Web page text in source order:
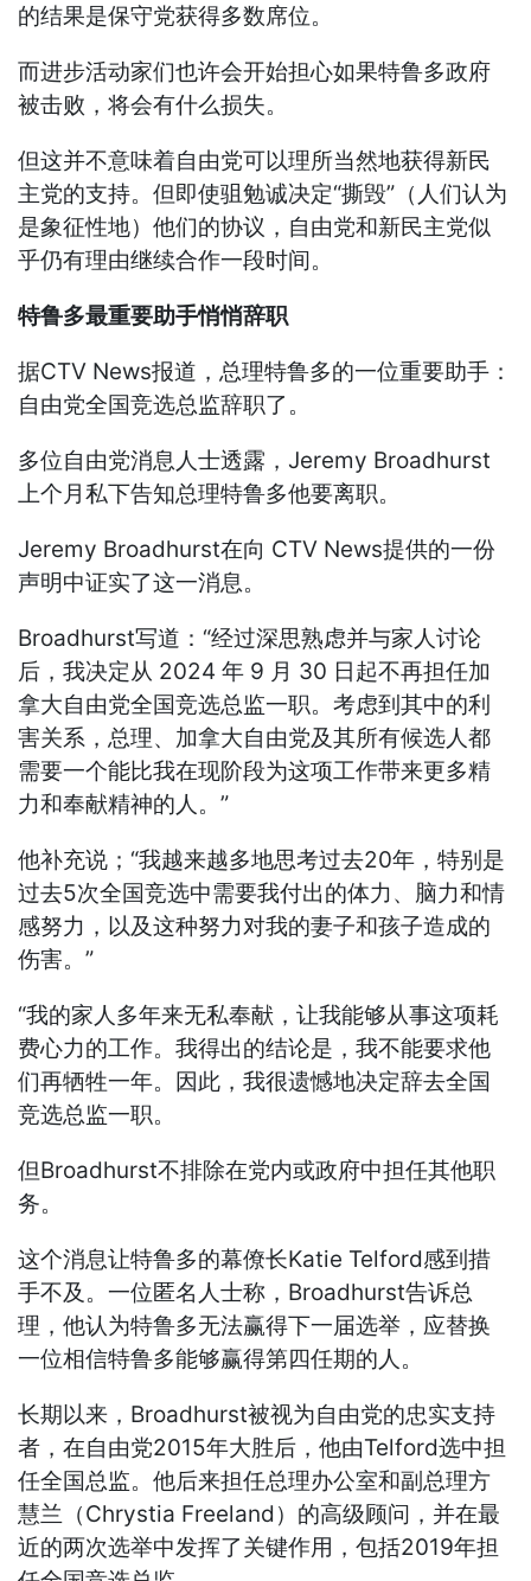
的结果是保守党获得多数席位。
而进步活动家们也许会开始担心如果特鲁多政府
被击败，将会有什么损失。
但这并不意味着自由党可以理所当然地获得新民
主党的支持。但即使驵勉诚决定“撕毁”（人们认为
是象征性地）他们的协议，自由党和新民主党似
乎仍有理由继续合作一段时间。
特鲁多最重要助手悄悄辞职
据CTV News报道，总理特鲁多的一位重要助手：
自由党全国竞选总监辞职了。
多位自由党消息人士透露，Jeremy Broadhurst
上个月私下告知总理特鲁多他要离职。
Jeremy Broadhurst在向 CTV News提供的一份
声明中证实了这一消息。
Broadhurst写道：“经过深思熟虑并与家人讨论
后，我决定从 2024 年 9 月 30 日起不再担任加
拿大自由党全国竞选总监一职。考虑到其中的利
害关系，总理、加拿大自由党及其所有候选人都
需要一个能比我在现阶段为这项工作带来更多精
力和奉献精神的人。”
他补充说；“我越来越多地思考过去20年，特别是
过去5次全国竞选中需要我付出的体力、脑力和情
感努力，以及这种努力对我的妻子和孩子造成的
伤害。”
“我的家人多年来无私奉献，让我能够从事这项耗
费心力的工作。我得出的结论是，我不能要求他
们再牺牲一年。因此，我很遗憾地决定辞去全国
竞选总监一职。
但Broadhurst不排除在党内或政府中担任其他职
务。
这个消息让特鲁多的幕僚长Katie Telford感到措
手不及。一位匿名人士称，Broadhurst告诉总
理，他认为特鲁多无法赢得下一届选举，应替换
一位相信特鲁多能够赢得第四任期的人。
长期以来，Broadhurst被视为自由党的忠实支持
者，在自由党2015年大胜后，他由Telford选中担
任全国总监。他后来担任总理办公室和副总理方
慧兰（Chrystia Freeland）的高级顾问，并在最
近的两次选举中发挥了关键作用，包括2019年担